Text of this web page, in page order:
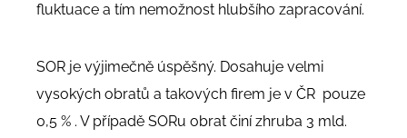
fluktuace a tím nemožnost hlubšího zapracování.
SOR je výjimečně úspěšný. Dosahuje velmi
vysokých obratů a takových firem je v ČR pouze
0,5 % . V případě SORu obrat činí zhruba 3 mld.